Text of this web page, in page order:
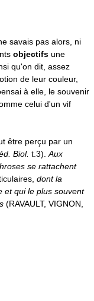
savais pas alors, ni
objectifs une
qu'on dit, assez
de leur couleur,
à elle, le souvenir
celui d'un vif
être perçu par un
Biol. t.3). Aux
se rattachent
dont la
et qui le plus souvent
(RAVAULT, VIGNON,